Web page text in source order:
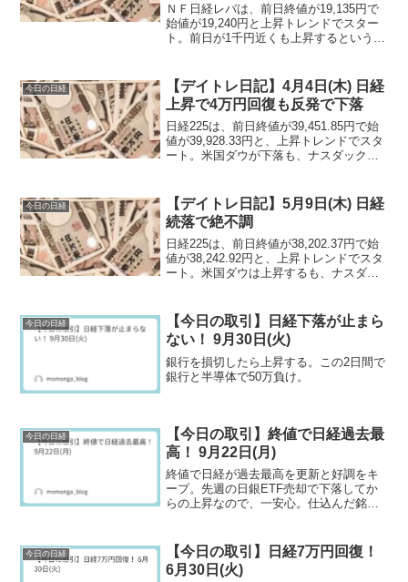
ＮＦ日経レバは、前日終値が19,135円で
始値が19,240円と上昇トレンドでスター
ト。前日が1千円近くも上昇するという地
度もありましたが、小幅に留まり、基本
的に上昇トレンドで終わりました。
今日の日経
【デイトレ日記】4月4日(木) 日経
上昇で4万円回復も反発で下落
日経225は、前日終値が39,451.85円で始
値が39,928.33円と、上昇トレンドでスタ
ート。米国ダウが下落も、ナスダックとS
から上昇傾向で、上昇で取引が開始され
ました。
今日の日経
【デイトレ日記】5月9日(木) 日経
続落で絶不調
日経225は、前日終値が38,202.37円で始
値が38,242.92円と、上昇トレンドでスタ
ート。米国ダウは上昇するも、ナスダッ
上昇で取引が開始されます。
今日の日経
【今日の取引】日経下落が止まら
ない！ 9月30日(火)
銀行を損切したら上昇する。この2日間で
銀行と半導体で50万負け。
今日の日経
【今日の取引】終値で日経過去最
高！ 9月22日(月)
終値で日経が過去最高を更新と好調をキ
ープ。先週の日銀ETF売却で下落してか
らの上昇なので、一安心。仕込んだ銘柄
今日の日経
【今日の取引】日経7万円回復！
6月30日(火)